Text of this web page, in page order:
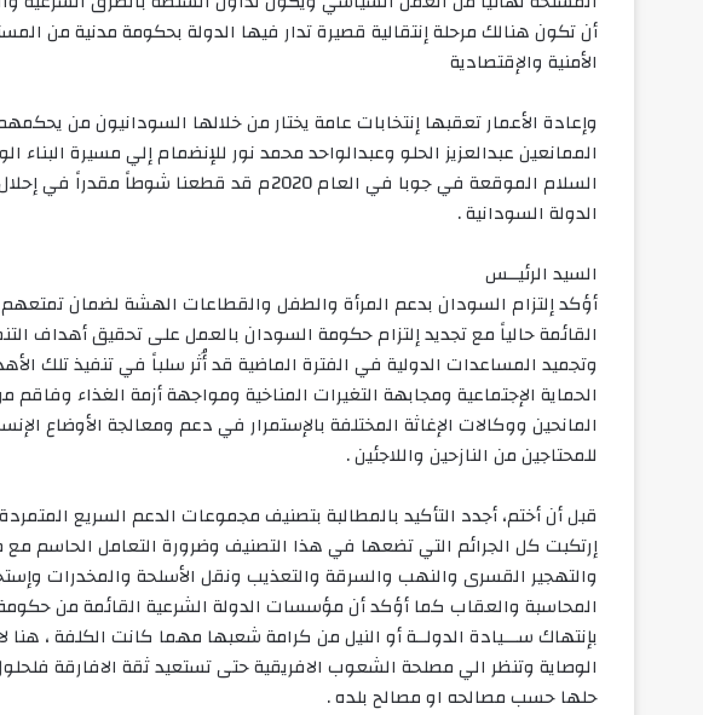
أن تكون هنالك مرحلة إنتقالية قصيرة تدار فيها الدولة بحكومة مدنية من
الأمنية والإقتصادية
وإعادة الأعمار تعقبها إنتخابات عامة يختار من خلالها السودانيون من
الممانعين عبدالعزيز الحلو وعبدالواحد محمد نور للإنضمام إلي مسيرة البناء
السلام الموقعة في جوبا في العام 2020م قد
الدولة السودانية .
السيد الرئيــس
أؤكد إلتزام السودان بدعم المرأة والطفل والقطاعات الهشة لضمان
القائمة حالياً مع تجديد إلتزام حكومة السودان بالعمل على تحقيق أهداف
وتجميد المساعدات الدولية في الفترة الماضية قد أُثر سلباً في تنفيذ تلك
الحماية الإجتماعية ومجابهة التغيرات المناخية ومواجهة أزمة الغذاء وفاقم
المانحين ووكالات الإغاثة المختلفة بالإستمرار في دعم ومعالجة الأوضاع
للمحتاجين من النازحين واللاجئين .
قبل أن أختم، أجدد التأكيد بالمطالبة بتصنيف مجموعات الدعم السريع
إرتكبت كل الجرائم التي تضعها في هذا التصنيف وضرورة التعامل الحاسم
والتهجير القسرى والنهب والسرقة والتعذيب ونقل الأسلحة والمخدرات
المحاسبة والعقاب كما أؤكد أن مؤسسات الدولة الشرعية القائمة من
بإنتهاك ســـيادة الدولــة أو النيل من كرامة شعبها مهما كانت الكلفة ، هنا
الوصاية وتنظر الي مصلحة الشعوب الافريقية حتى تستعيد ثقة الافارقة
حلها حسب مصالحه او مصالح بلده .